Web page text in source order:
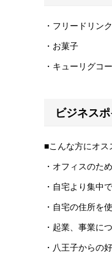
・フリードリン
・お菓子
・キューリグコ
ビジネス
■こんな方にオス
・オフィスのた
・自宅より集中
・自宅の住所を
・起業、事業に
・八王子からの